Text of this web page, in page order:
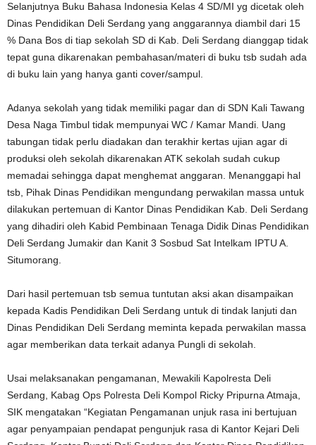
Selanjutnya Buku Bahasa Indonesia Kelas 4 SD/MI yg dicetak oleh
Dinas Pendidikan Deli Serdang yang anggarannya diambil dari 15
% Dana Bos di tiap sekolah SD di Kab. Deli Serdang dianggap tidak
tepat guna dikarenakan pembahasan/materi di buku tsb sudah ada
di buku lain yang hanya ganti cover/sampul.
Adanya sekolah yang tidak memiliki pagar dan di SDN Kali Tawang
Desa Naga Timbul tidak mempunyai WC / Kamar Mandi. Uang
tabungan tidak perlu diadakan dan terakhir kertas ujian agar di
produksi oleh sekolah dikarenakan ATK sekolah sudah cukup
memadai sehingga dapat menghemat anggaran. Menanggapi hal
tsb, Pihak Dinas Pendidikan mengundang perwakilan massa untuk
dilakukan pertemuan di Kantor Dinas Pendidikan Kab. Deli Serdang
yang dihadiri oleh Kabid Pembinaan Tenaga Didik Dinas Pendidikan
Deli Serdang Jumakir dan Kanit 3 Sosbud Sat Intelkam IPTU A.
Situmorang.
Dari hasil pertemuan tsb semua tuntutan aksi akan disampaikan
kepada Kadis Pendidikan Deli Serdang untuk di tindak lanjuti dan
Dinas Pendidikan Deli Serdang meminta kepada perwakilan massa
agar memberikan data terkait adanya Pungli di sekolah.
Usai melaksanakan pengamanan, Mewakili Kapolresta Deli
Serdang, Kabag Ops Polresta Deli Kompol Ricky Pripurna Atmaja,
SIK mengatakan “Kegiatan Pengamanan unjuk rasa ini bertujuan
agar penyampaian pendapat pengunjuk rasa di Kantor Kejari Deli